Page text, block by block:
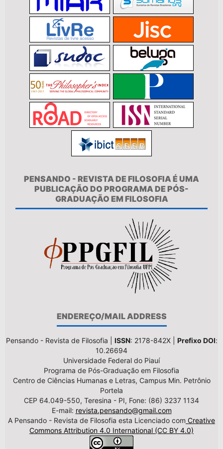
PENSANDO - REVISTA DE FILOSOFIA É UMA
PUBLICAÇÃO DO PROGRAMA DE PÓS-
GRADUAÇÃO EM FILOSOFIA
ENDEREÇO/MAIL ADDRESS
Pensando - Revista de Filosofia | ISSN: 2178-842X | Prefixo DOI:
10.26694
Universidade Federal do Piauí
Programa de Pós-Graduação em Filosofia
Centro de Ciências Humanas e Letras, Campus Min. Petrônio
Portela
CEP 64.049-550, Teresina - PI, Fone: (86) 3237 1134
E-mail: revista.pensando@gmail.com
A Pensando - Revista de Filosofia esta Licenciado com Creative
Commons Attribution 4.0 International (CC BY 4.0)